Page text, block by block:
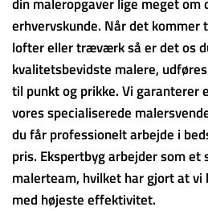
erhvervskunde. Når det
lofter eller træværk så er det os
kvalitetsbevidste malere,
til punkt og prikke. Vi garanterer
vores specialiserede
du får professionelt arbejde i
pris. Ekspertbyg arbejder som
malerteam, hvilket har gjort at vi
med højeste effektivitet.